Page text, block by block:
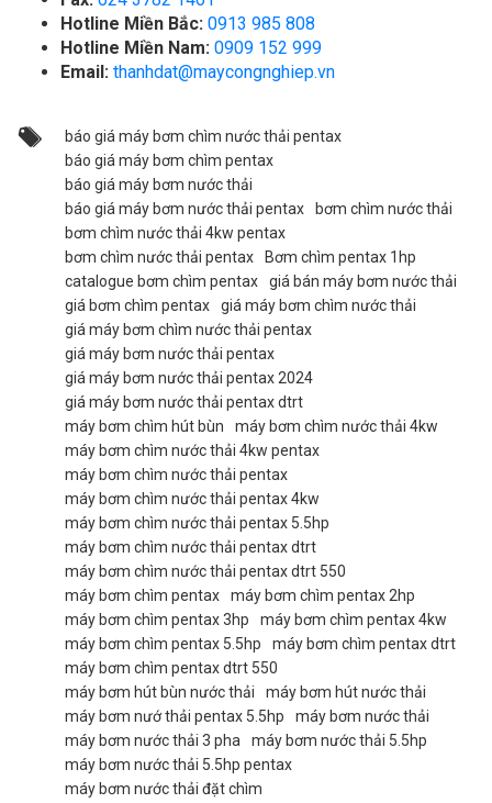
Hotline Miền Bắc: 0913 985 808
Hotline Miền Nam: 0909 152 999
Email: thanhdat@maycongnghiep.vn
báo giá máy bơm chìm nước thải pentax
báo giá máy bơm chìm pentax
báo giá máy bơm nước thải
báo giá máy bơm nước thải pentax
bơm chìm nước thải
bơm chìm nước thải 4kw pentax
bơm chìm nước thải pentax
Bơm chìm pentax 1hp
catalogue bơm chìm pentax
giá bán máy bơm nước thải
giá bơm chìm pentax
giá máy bơm chìm nước thải
giá máy bơm chìm nước thải pentax
giá máy bơm nước thải pentax
giá máy bơm nước thải pentax 2024
giá máy bơm nước thải pentax dtrt
máy bơm chìm hút bùn
máy bơm chìm nước thải 4kw
máy bơm chìm nước thải 4kw pentax
máy bơm chìm nước thải pentax
máy bơm chìm nước thải pentax 4kw
máy bơm chìm nước thải pentax 5.5hp
máy bơm chìm nước thải pentax dtrt
máy bơm chìm nước thải pentax dtrt 550
máy bơm chìm pentax
máy bơm chìm pentax 2hp
máy bơm chìm pentax 3hp
máy bơm chìm pentax 4kw
máy bơm chìm pentax 5.5hp
máy bơm chìm pentax dtrt
máy bơm chìm pentax dtrt 550
máy bơm hút bùn nước thải
máy bơm hút nước thải
máy bơm nướ thải pentax 5.5hp
máy bơm nước thải
máy bơm nước thải 3 pha
máy bơm nước thải 5.5hp
máy bơm nước thải 5.5hp pentax
máy bơm nước thải đặt chìm